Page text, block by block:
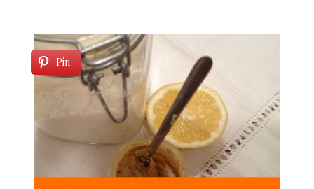
Pin